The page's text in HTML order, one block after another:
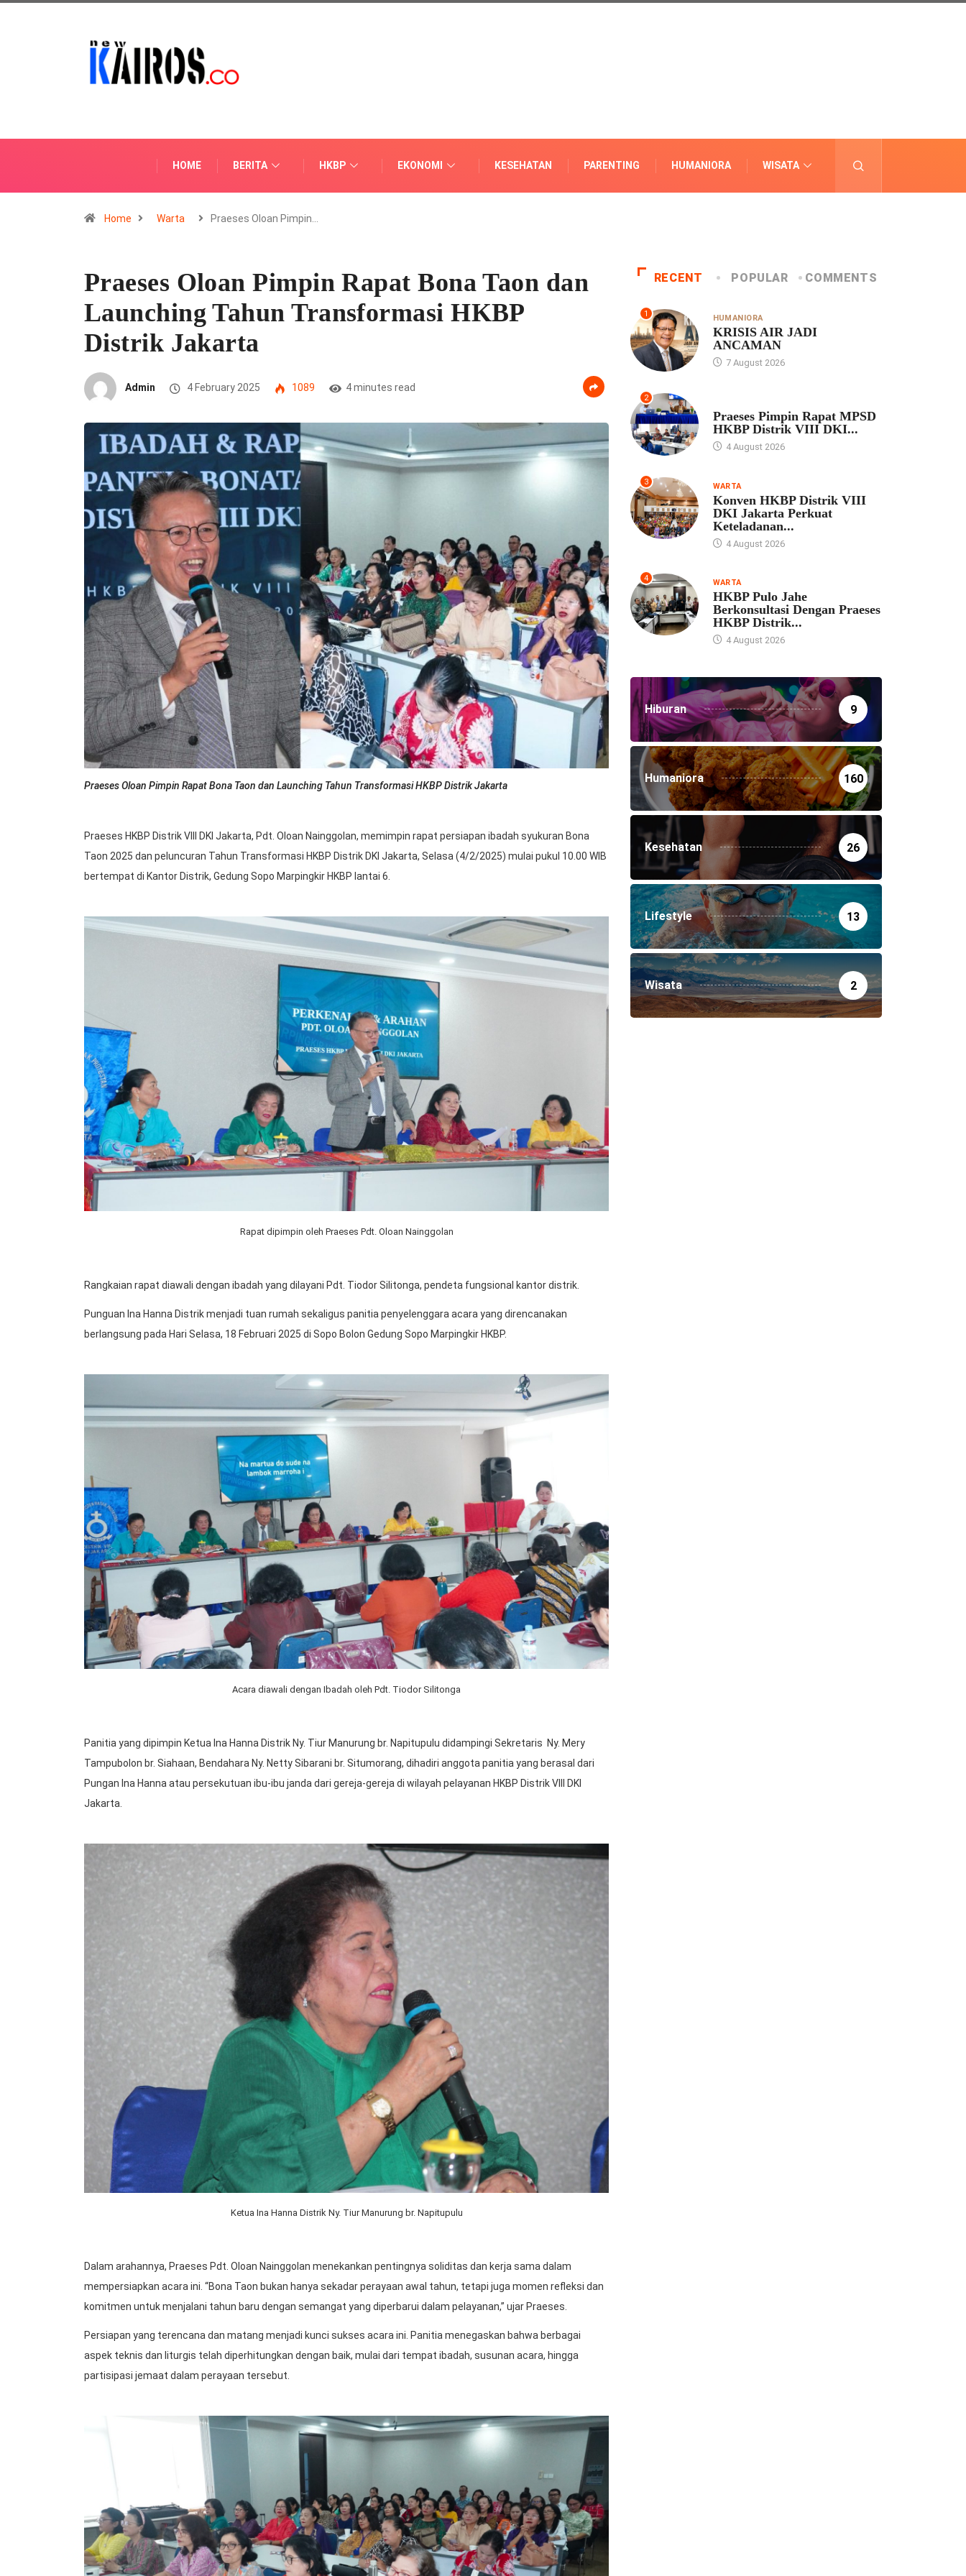
HOME BERITA HKBP EKONOMI KESEHATAN PARENTING HUMANIORA WISATA
Home Warta Praeses Oloan Pimpin…
Praeses Oloan Pimpin Rapat Bona Taon dan
Launching Tahun Transformasi HKBP
Distrik Jakarta
Admin 4 February 2025 1089 4 minutes read
Praeses Oloan Pimpin Rapat Bona Taon dan Launching Tahun Transformasi HKBP Distrik Jakarta
Praeses HKBP Distrik VIII DKI Jakarta, Pdt. Oloan Nainggolan, memimpin rapat persiapan ibadah syukuran Bona
Taon 2025 dan peluncuran Tahun Transformasi HKBP Distrik DKI Jakarta, Selasa (4/2/2025) mulai pukul 10.00 WIB
bertempat di Kantor Distrik, Gedung Sopo Marpingkir HKBP lantai 6.
Rapat dipimpin oleh Praeses Pdt. Oloan Nainggolan
Rangkaian rapat diawali dengan ibadah yang dilayani Pdt. Tiodor Silitonga, pendeta fungsional kantor distrik.
Punguan Ina Hanna Distrik menjadi tuan rumah sekaligus panitia penyelenggara acara yang direncanakan
berlangsung pada Hari Selasa, 18 Februari 2025 di Sopo Bolon Gedung Sopo Marpingkir HKBP.
Acara diawali dengan Ibadah oleh Pdt. Tiodor Silitonga
Panitia yang dipimpin Ketua Ina Hanna Distrik Ny. Tiur Manurung br. Napitupulu didampingi Sekretaris Ny. Mery
Tampubolon br. Siahaan, Bendahara Ny. Netty Sibarani br. Situmorang, dihadiri anggota panitia yang berasal dari
Pungan Ina Hanna atau persekutuan ibu-ibu janda dari gereja-gereja di wilayah pelayanan HKBP Distrik VIII DKI
Jakarta.
Ketua Ina Hanna Distrik Ny. Tiur Manurung br. Napitupulu
Dalam arahannya, Praeses Pdt. Oloan Nainggolan menekankan pentingnya soliditas dan kerja sama dalam
mempersiapkan acara ini. “Bona Taon bukan hanya sekadar perayaan awal tahun, tetapi juga momen refleksi dan
komitmen untuk menjalani tahun baru dengan semangat yang diperbarui dalam pelayanan,” ujar Praeses.
Persiapan yang terencana dan matang menjadi kunci sukses acara ini. Panitia menegaskan bahwa berbagai
aspek teknis dan liturgis telah diperhitungkan dengan baik, mulai dari tempat ibadah, susunan acara, hingga
partisipasi jemaat dalam perayaan tersebut.
RECENT POPULAR COMMENTS
1 HUMANIORA
KRISIS AIR JADI
ANCAMAN
7 August 2026
2
Praeses Pimpin Rapat MPSD
HKBP Distrik VIII DKI...
4 August 2026
3 WARTA
Konven HKBP Distrik VIII
DKI Jakarta Perkuat
Keteladanan...
4 August 2026
4 WARTA
HKBP Pulo Jahe
Berkonsultasi Dengan Praeses
HKBP Distrik...
4 August 2026
Hiburan 9
Humaniora 160
Kesehatan 26
Lifestyle 13
Wisata 2